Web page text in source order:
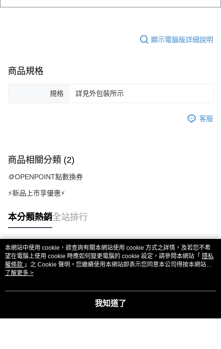
顯示電腦版詳細說明
商品規格
規格 詳見外包裝所示
客服
商品相關分類 (2)
🪙OPENPOINT點數換券
⚡新品上市享優惠⚡
本分類熱銷全站排行
熱門標籤
本網站中使用 cookie，欲查詢有關本網站使用 cookie 方式之詳情，及若您不希
望在電腦上使用 cookie 時應如何變更電腦的 cookie 設定，請參閱本網站「 隱私
權條款 」之 Cookie 聲明。您繼續使用本網站即表示您同意本公司得按本網站使
用條款之 Cookie 聲明使用 cookie。
了解更多 >
我知道了